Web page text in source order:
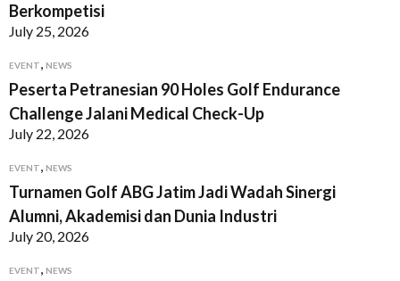
Berkompetisi
July 25, 2026
EVENT, NEWS
Peserta Petranesian 90 Holes Golf Endurance
Challenge Jalani Medical Check-Up
July 22, 2026
EVENT, NEWS
Turnamen Golf ABG Jatim Jadi Wadah Sinergi
Alumni, Akademisi dan Dunia Industri
July 20, 2026
EVENT, NEWS